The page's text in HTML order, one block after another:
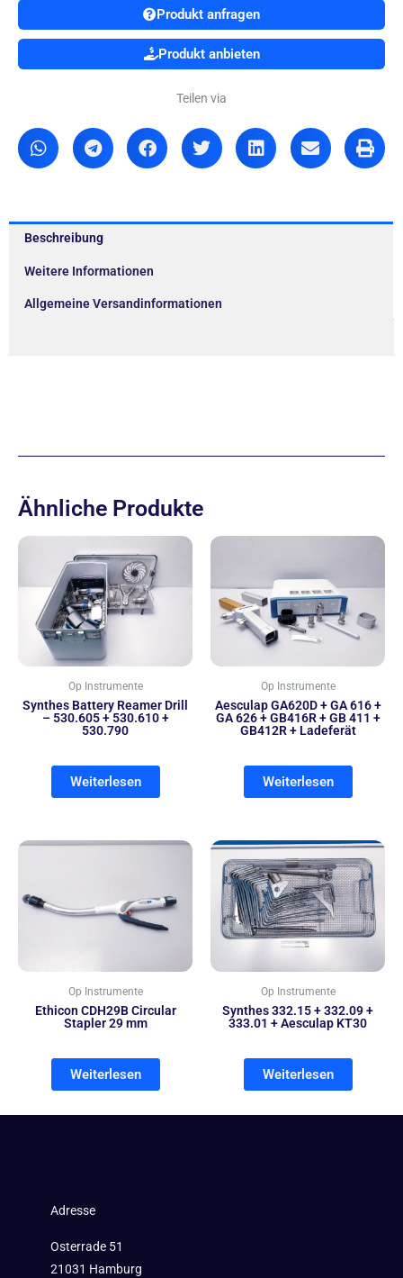
Produkt anfragen
Produkt anbieten
Teilen via
Beschreibung
Weitere Informationen
Allgemeine Versandinformationen
Ähnliche Produkte
Op Instrumente
Synthes Battery Reamer Drill
– 530.605 + 530.610 +
530.790
Weiterlesen
Op Instrumente
Aesculap GA620D + GA 616 +
GA 626 + GB416R + GB 411 +
GB412R + Ladeferät
Weiterlesen
Op Instrumente
Ethicon CDH29B Circular
Stapler 29 mm
Weiterlesen
Op Instrumente
Synthes 332.15 + 332.09 +
333.01 + Aesculap KT30
Weiterlesen
Adresse
Osterrade 51
21031 Hamburg